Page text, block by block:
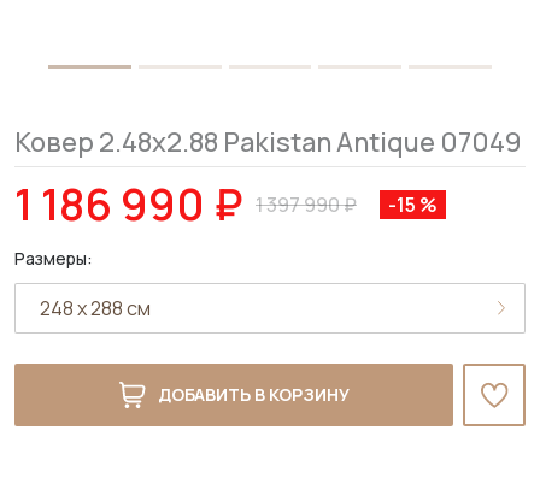
Ковер 2.48x2.88 Pakistan Antique 07049
1 186 990 ₽ 1 397 990 ₽ -15 %
Размеры:
ДОБАВИТЬ В КОРЗИНУ